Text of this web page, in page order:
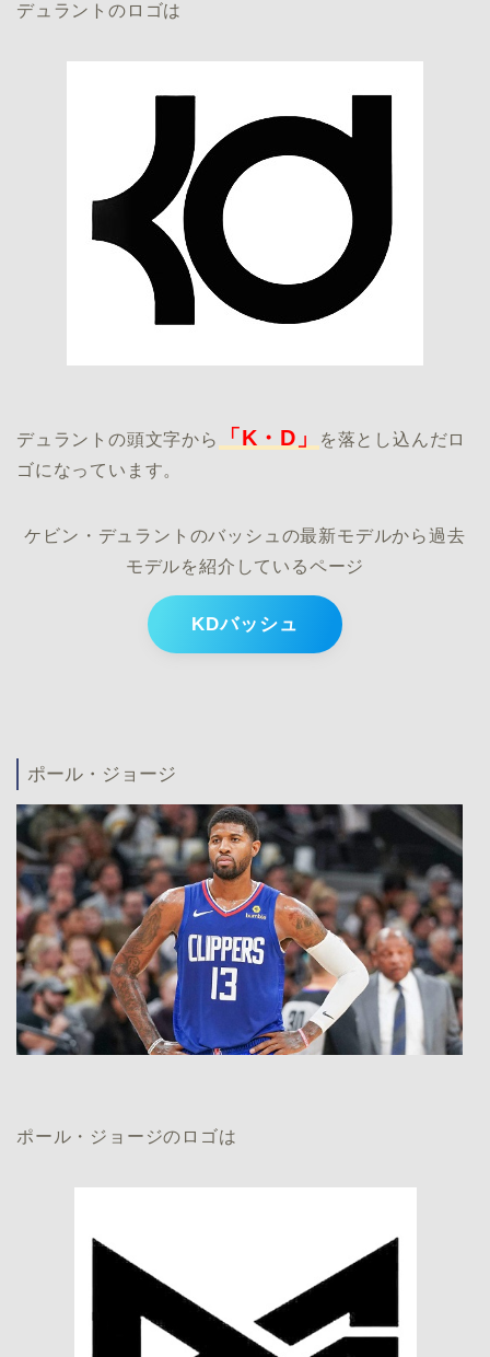
デュラントのロゴは
デュラントの頭文字から 「K・D」
を落とし込んだロ
ゴになっています。
ケビン・デュラントのバッシュの最新モデルから過去
モデルを紹介しているページ
KDバッシュ
ポール・ジョージ
ポール・ジョージのロゴは